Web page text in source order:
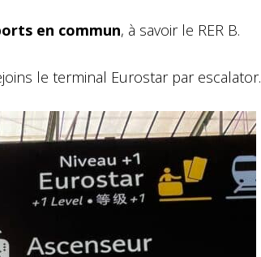
en commun, à savoir le RER B.
le terminal Eurostar par escalator.